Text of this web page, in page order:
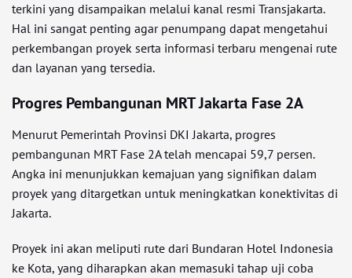
terkini yang disampaikan melalui kanal resmi Transjakarta.
Hal ini sangat penting agar penumpang dapat mengetahui
perkembangan proyek serta informasi terbaru mengenai rute
dan layanan yang tersedia.
Progres Pembangunan MRT Jakarta Fase 2A
Menurut Pemerintah Provinsi DKI Jakarta, progres
pembangunan MRT Fase 2A telah mencapai 59,7 persen.
Angka ini menunjukkan kemajuan yang signifikan dalam
proyek yang ditargetkan untuk meningkatkan konektivitas di
Jakarta.
Proyek ini akan meliputi rute dari Bundaran Hotel Indonesia
ke Kota, yang diharapkan akan memasuki tahap uji coba